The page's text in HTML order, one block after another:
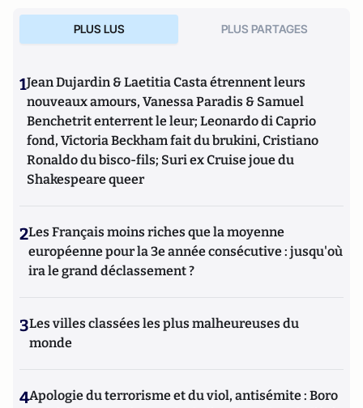
PLUS LUS PLUS PARTAGES
1Jean Dujardin & Laetitia Casta étrennent leurs
nouveaux amours, Vanessa Paradis & Samuel
Benchetrit enterrent le leur; Leonardo di Caprio
fond, Victoria Beckham fait du brukini, Cristiano
Ronaldo du bisco-fils; Suri ex Cruise joue du
Shakespeare queer
2Les Français moins riches que la moyenne
européenne pour la 3e année consécutive : jusqu'où
ira le grand déclassement ?
3Les villes classées les plus malheureuses du
monde
4Apologie du terrorisme et du viol, antisémite : Boro